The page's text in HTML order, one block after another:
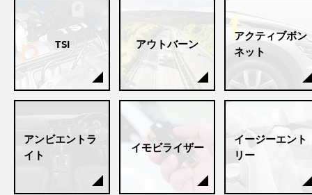
TSI アウトバーン
アクティブボン
ネット
アンビエントラ
イト
イモビライザー
イージーエント
リー